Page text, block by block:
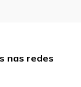
nas redes